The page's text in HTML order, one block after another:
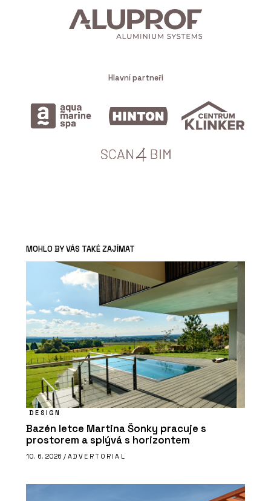
Hlavní partneři
MOHLO BY VÁS TAKÉ ZAJÍMAT
DESIGN
Bazén letce Martina Šonky pracuje s
prostorem a splývá s horizontem
10. 6. 2026 / ADVERTORIAL